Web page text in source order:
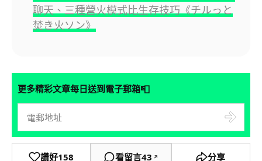
聊天、三種營火模式比生存技巧《チルっと
焚き火ソン》
更多精彩文章每日送到電子郵箱📮
讚好158 看留言43 ↗ 分享